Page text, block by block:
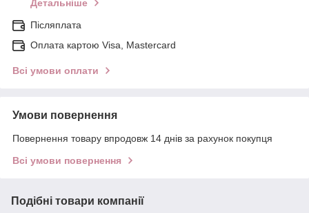
Детальніше
Післяплата
Оплата картою Visa, Mastercard
Всі умови оплати
Умови повернення
Повернення товару впродовж 14 днів за рахунок покупця
Всі умови повернення
Подібні товари компанії